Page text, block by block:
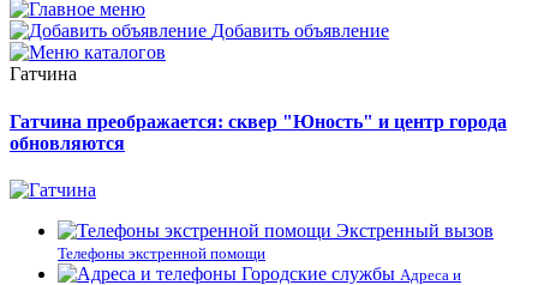
Добавить объявление
Гатчина
Гатчина преображается: сквер "Юность" и центр города
обновляются
Экстренный вызов
Телефоны экстренной помощи
Городские службы Адреса и